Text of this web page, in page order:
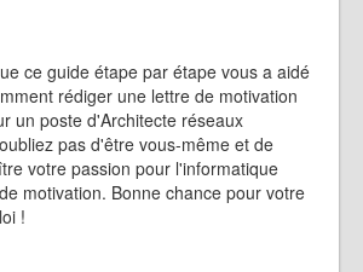
ce guide étape par étape vous a aidé
rédiger une lettre de motivation
un poste d'Architecte réseaux
pas d'être vous-même et de
votre passion pour l'informatique
motivation. Bonne chance pour votre
!